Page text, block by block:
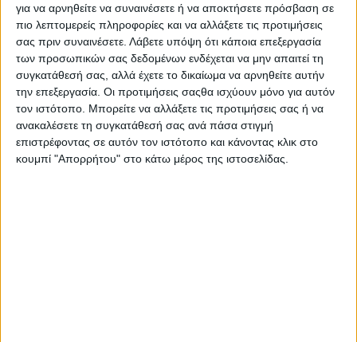
για να αρνηθείτε να συναινέσετε ή να αποκτήσετε πρόσβαση σε
πιο λεπτομερείς πληροφορίες και να αλλάξετε τις προτιμήσεις
σας πριν συναινέσετε. Λάβετε υπόψη ότι κάποια επεξεργασία
των προσωπικών σας δεδομένων ενδέχεται να μην απαιτεί τη
συγκατάθεσή σας, αλλά έχετε το δικαίωμα να αρνηθείτε αυτήν
την επεξεργασία. Οι προτιμήσεις σαςθα ισχύουν μόνο για αυτόν
τον ιστότοπο. Μπορείτε να αλλάξετε τις προτιμήσεις σας ή να
ανακαλέσετε τη συγκατάθεσή σας ανά πάσα στιγμή
επιστρέφοντας σε αυτόν τον ιστότοπο και κάνοντας κλικ στο
κουμπί "Απορρήτου" στο κάτω μέρος της ιστοσελίδας.
υποκείμενα βερικοκιάς, καθώς και για τους εχθρούς και
τις ασθένειες της καλλιέργειας της βερικοκιάς και τους
τρόπους αντιμετώπισής τους. Επίσης έγινε εκτενής
αναφορά για τα προβλήματα αλλά και τις προοπτικές που
υπάρχουν στην εμπορία και διάθεση των βερίκοκων.
Στην εκδήλωση απέστειλε χαιρετισμό ο
αντιπεριφερειάρχης Πέλλας κος Τζαμτζής Ιορδάνης, ενώ
τίμησαν με την παρουσία τους η Δήμαρχος Σκύδρας κα
Ιγνατιάδου Αικατερίνη, αντιδήμαρχοι και μέλη του
Δημοτικού Συμβουλίου Σκύδρας, ο αντιδήμαρχος